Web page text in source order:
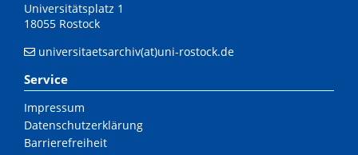
Universitätsplatz 1
18055 Rostock
universitaetsarchiv(at)uni-rostock.de
Service
Impressum
Datenschutzerklärung
Barrierefreiheit